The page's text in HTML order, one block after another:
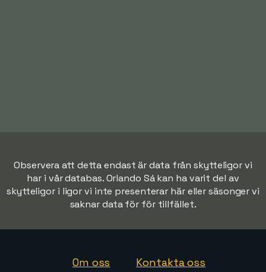
Observera att detta endast är data från skytteligor vi
har i vår databas. Orlando Sá kan ha varit del av
skytteligor i ligor vi inte presenterar här eller säsonger vi
saknar data för för tillfället.
Om oss Kontakta oss